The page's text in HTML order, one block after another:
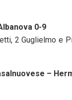
0-9
2 Guglielmo e
–